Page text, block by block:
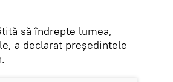
să îndrepte lumea,
a declarat președintele